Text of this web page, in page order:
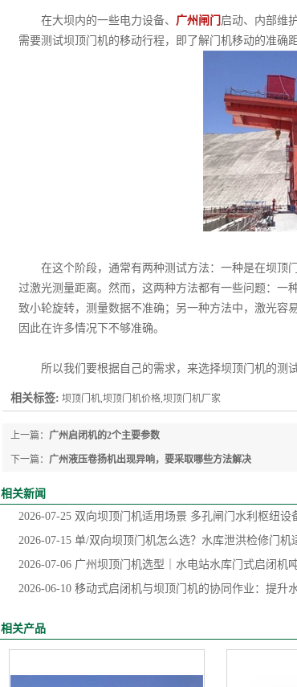
在大坝内的一些电力设备、 广州闸门 启动、内部维
需要测试坝顶门机的移动行程，即了解门机移动的准确距
在这个阶段，通常有两种测试方法：一种是在坝顶
过激光测量距离。然而，这两种方法都有一些问题：一
致小轮旋转，测量数据不准确；另一种方法中，激光容
因此在许多情况下不够准确。
所以我们要根据自己的需求，来选择坝顶门机的测试
相关标签: 坝顶门机,坝顶门机价格,坝顶门机厂家
上一篇： 广州启闭机的2个主要参数
下一篇： 广州液压卷扬机出现异响，要采取哪些方法解决
相关新闻
2026-07-25 双向坝顶门机适用场景 多孔闸门水利枢纽设
2026-07-15 单/双向坝顶门机怎么选？水库泄洪检修门机
2026-07-06 广州坝顶门机选型｜水电站水库门式启闭机
2026-06-10 移动式启闭机与坝顶门机的协同作业：提升
相关产品